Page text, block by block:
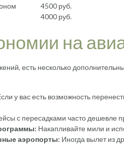
4500 руб.
4000 руб.
на
есть несколько
у вас есть возможность
с пересадками часто дешевле
Накапливайте мили и
аэропорты: Иногда вылет из